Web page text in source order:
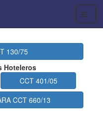
130/75
Hoteleros
CCT 401/05
CCT 660/13